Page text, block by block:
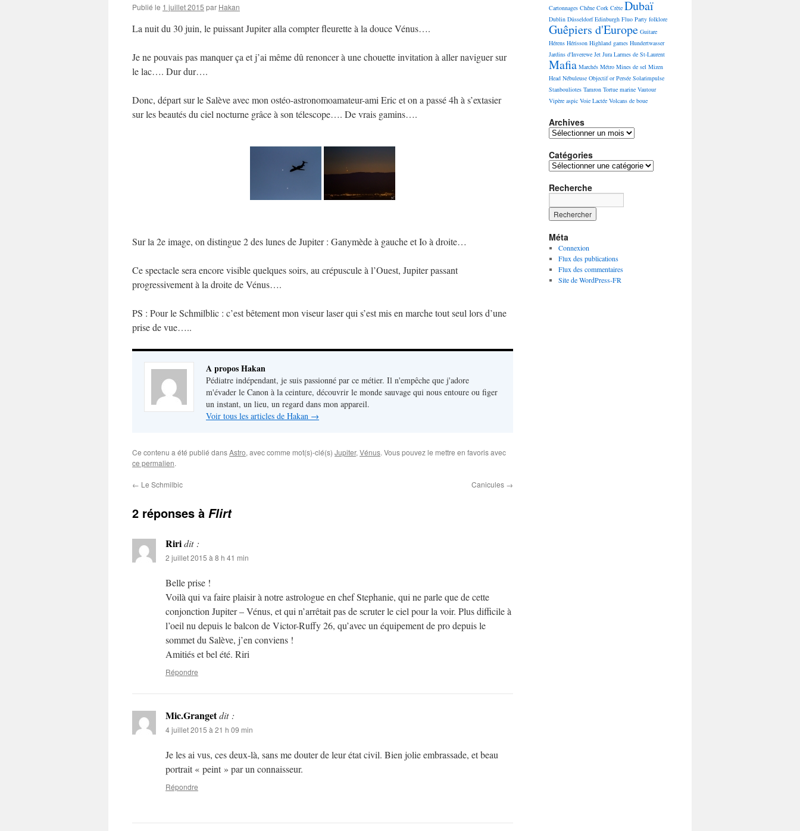
Publié le 1 juillet 2015 par Hakan
La nuit du 30 juin, le puissant Jupiter alla compter fleurette à la douce Vénus….
Je ne pouvais pas manquer ça et j’ai même dû renoncer à une chouette invitation à aller naviguer sur
le lac…. Dur dur….
Donc, départ sur le Salève avec mon ostéo-astronomoamateur-ami Eric et on a passé 4h à s’extasier
sur les beautés du ciel nocturne grâce à son télescope…. De vrais gamins….
Sur la 2e image, on distingue 2 des lunes de Jupiter : Ganymède à gauche et Io à droite…
Ce spectacle sera encore visible quelques soirs, au crépuscule à l’Ouest, Jupiter passant
progressivement à la droite de Vénus….
PS : Pour le Schmilblic : c’est bêtement mon viseur laser qui s’est mis en marche tout seul lors d’une
prise de vue…..
A propos Hakan
Pédiatre indépendant, je suis passionné par ce métier. Il n'empêche que j'adore
m'évader le Canon à la ceinture, découvrir le monde sauvage qui nous entoure ou figer
un instant, un lieu, un regard dans mon appareil.
Voir tous les articles de Hakan →
Ce contenu a été publié dansAstro, avec comme mot(s)-clé(s) Jupiter, Vénus. Vous pouvez le mettre en favoris avec
ce permalien.
← Le Schmilbic Canicules →
2 réponses à Flirt
Riridit :
2 juillet 2015 à 8 h 41 min
Belle prise !
Voilà qui va faire plaisir à notre astrologue en chef Stephanie, qui ne parle que de cette
conjonction Jupiter – Vénus, et qui n’arrêtait pas de scruter le ciel pour la voir. Plus difficile à
l’oeil nu depuis le balcon de Victor-Ruffy 26, qu’avec un équipement de pro depuis le
sommet du Salève, j’en conviens !
Amitiés et bel été. Riri
Répondre
Mic.Grangetdit :
4 juillet 2015 à 21 h 09 min
Je les ai vus, ces deux-là, sans me douter de leur état civil. Bien jolie embrassade, et beau
portrait « peint » par un connaisseur.
Répondre
Cartonnages Chêne Cork Crète Dubaï
Dublin Düsseldorf Edinburgh Fluo Party folklore
Guêpiers d'Europe Guitare
Hérens Hérisson Highland games Hundertwasser
Jardins d'Inverewe Jet Jura Larmes de St-Laurent
Mafia Marchés Métro Mines de sel Mizen
Head Nébuleuse Objectif or Persée Solarimpulse
Stanbouliotes Tamron Tortue marine Vautour
Vipère aspic Voie Lactée Volcans de boue
Archives
Archives
Catégories
Catégories
Recherche
Méta
Connexion
Flux des publications
Flux des commentaires
Site de WordPress-FR